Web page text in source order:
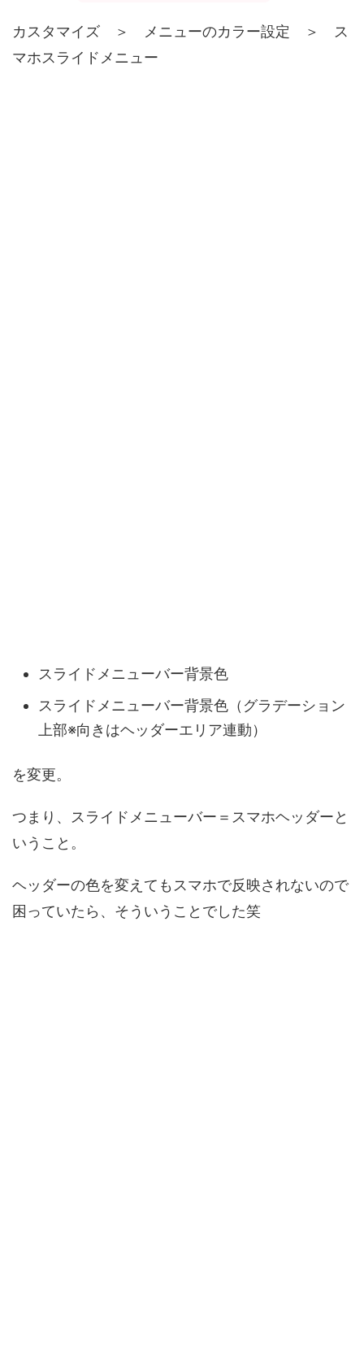
カスタマイズ ＞ メニューのカラー設定 ＞ ス
マホスライドメニュー
スライドメニューバー背景色
スライドメニューバー背景色（グラデーション
上部※向きはヘッダーエリア連動）
を変更。
つまり、スライドメニューバー＝スマホヘッダーと
いうこと。
ヘッダーの色を変えてもスマホで反映されないので
困っていたら、そういうことでした笑